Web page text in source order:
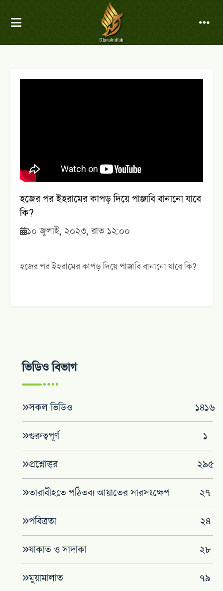
হজের পর ইহরামের কাপড় দিয়ে পাঞ্জাবি বানানো যাবে
কি?
১০ জুলাই, ২০২৩, রাত ১২:০০
হজের পর ইহরামের কাপড় দিয়ে পাঞ্জাবি বানানো যাবে কি?
ভিডিও বিভাগ
সকল ভিডিও ১৪১৬
গুরুত্বপূর্ণ ১
প্রশ্নোত্তর ২৯৫
তারাবীহতে পঠিতব্য আয়াতের সারসংক্ষেপ ২৭
পবিত্রতা ২৪
যাকাত ও সাদাকা ২৮
মুয়ামালাত ৭৯